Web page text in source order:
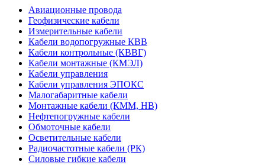
Авиационные провода
Геофизические кабели
Измерительные кабели
Кабели водопогружные КВВ
Кабели контрольные (КВВГ)
Кабели монтажные (КМЭЛ)
Кабели управления
Кабели управления ЭПОКС
Малогабаритные кабели
Монтажные кабели (КММ, НВ)
Нефтепогружные кабели
Обмоточные кабели
Осветительные кабели
Радиочастотные кабели (РК)
Силовые гибкие кабели